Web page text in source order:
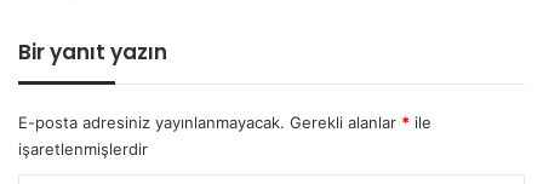
Bir yanıt yazın
E-posta adresiniz yayınlanmayacak. Gerekli alanlar * ile
işaretlenmişlerdir